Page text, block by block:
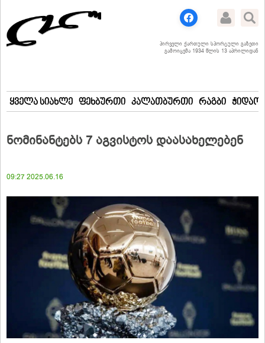
პირველი ქართული სპორტული გაზეთი
გამოიცემა 1934 წლის 13 აპრილიდან
ყველა სიახლე ფეხბურთი კალათბურთი რაგბი
ნომინანტებს 7 აგვისტოს დაასახელებენ
09:27 2025.06.16